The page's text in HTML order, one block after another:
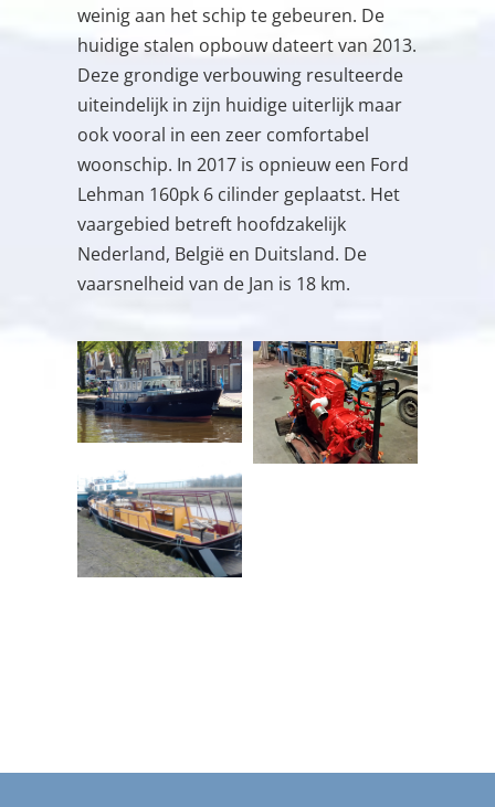
weinig aan het schip te gebeuren. De
huidige stalen opbouw dateert van 2013.
Deze grondige verbouwing resulteerde
uiteindelijk in zijn huidige uiterlijk maar
ook vooral in een zeer comfortabel
woonschip. In 2017 is opnieuw een Ford
Lehman 160pk 6 cilinder geplaatst. Het
vaargebied betreft hoofdzakelijk
Nederland, België en Duitsland. De
vaarsnelheid van de Jan is 18 km.